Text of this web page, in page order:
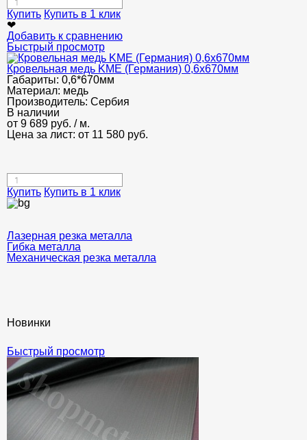
Купить Купить в 1 клик
❤
Добавить к сравнению
Быстрый просмотр
Кровельная медь KME (Германия) 0,6x670мм
Габариты: 0,6*670мм
Материал: медь
Производитель: Сербия
В наличии
от 9 689 руб. / м.
Цена за лист: от 11 580 руб.
Купить Купить в 1 клик
Лазерная резка металла
Гибка металла
Механическая резка металла
Новинки
Быстрый просмотр